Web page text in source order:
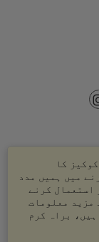
کا
میں ہمیں مدد
استعمال کرنے
مزید معلومات
براہ کرم